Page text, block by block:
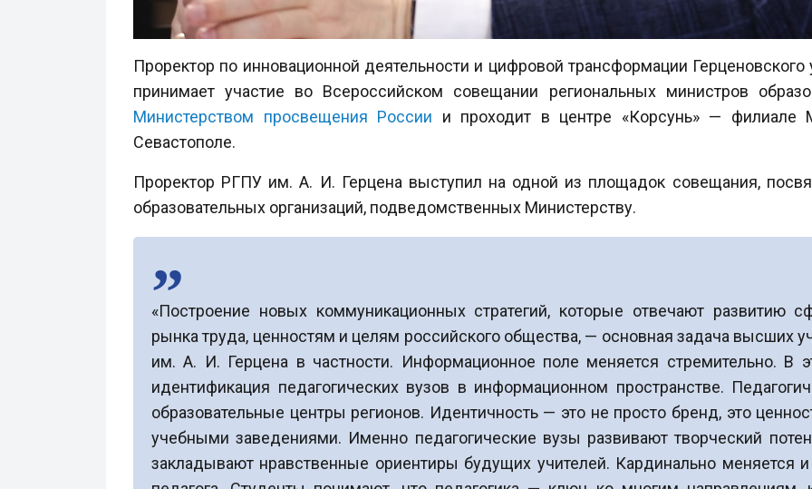
Проректор по инновационной деятельности и цифровой трансформации Герценовского
принимает участие во Всероссийском совещании региональных министров
Министерством просвещения России и проходит в центре «Корсунь» — филиале
Севастополе.
Проректор РГПУ им. А. И. Герцена выступил на одной из площадок совещания,
образовательных организаций, подведомственных Министерству.
«Построение новых коммуникационных стратегий, которые отвечают развитию
рынка труда, ценностям и целям российского общества, — основная задача высших
им. А. И. Герцена в частности. Информационное поле меняется стремительно. В
идентификация педагогических вузов в информационном пространстве.
образовательные центры регионов. Идентичность — это не просто бренд, это
учебными заведениями. Именно педагогические вузы развивают творческий
закладывают нравственные ориентиры будущих учителей. Кардинально меняется